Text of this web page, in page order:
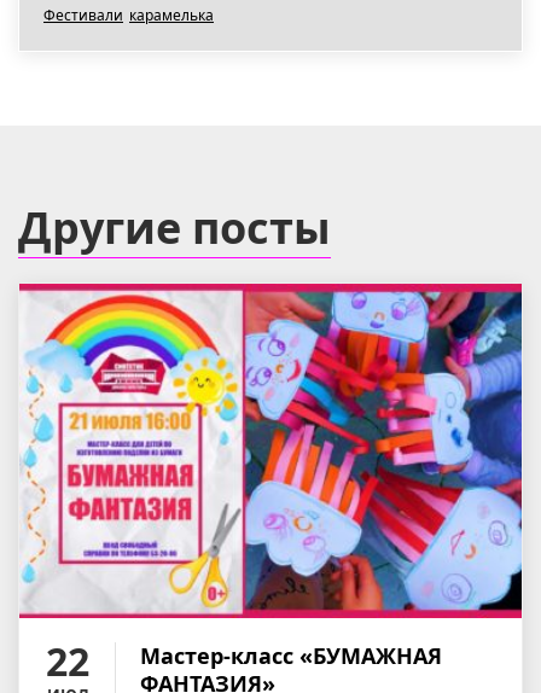
Фестивали карамелька
Другие посты
22
Мастер-класс «БУМАЖНАЯ
ФАНТАЗИЯ»